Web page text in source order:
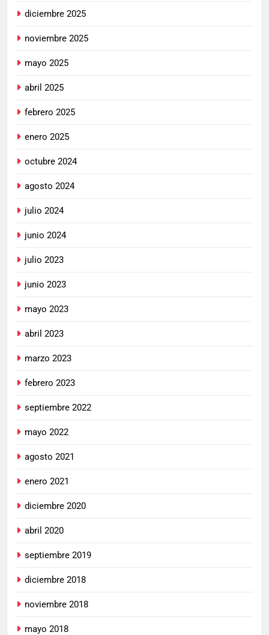
diciembre 2025
noviembre 2025
mayo 2025
abril 2025
febrero 2025
enero 2025
octubre 2024
agosto 2024
julio 2024
junio 2024
julio 2023
junio 2023
mayo 2023
abril 2023
marzo 2023
febrero 2023
septiembre 2022
mayo 2022
agosto 2021
enero 2021
diciembre 2020
abril 2020
septiembre 2019
diciembre 2018
noviembre 2018
mayo 2018